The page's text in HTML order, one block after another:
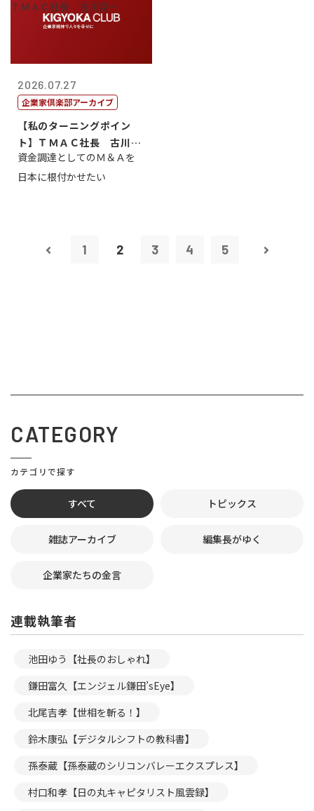
2026.07.27
企業家倶楽部アーカイブ
【私のターニングポイン
ト】ＴＭＡＣ社長 古川英
一
資金調達としてのＭ＆Ａを
日本に根付かせたい
1 2 3 4 5
CATEGORY
カテゴリで探す
すべて トピックス
雑誌アーカイブ 編集長がゆく
企業家たちの金言
連載執筆者
池田ゆう【社長のおしゃれ】
鎌田富久【エンジェル鎌田’sEye】
北尾吉孝【世相を斬る！】
鈴木康弘【デジタルシフトの教科書】
孫泰蔵【孫泰蔵のシリコンバレーエクスプレス】
村口和孝【日の丸キャピタリスト風雲録】